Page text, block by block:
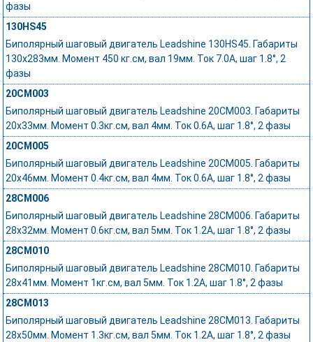
фазы
130HS45
Биполярный шаговый двигатель Leadshine 130HS45. Габариты
130х283мм. Момент 450 кг.см, вал 19мм. Ток 7.0А, шаг 1.8°, 2
фазы
20CM003
Биполярный шаговый двигатель Leadshine 20CM003. Габариты
20x33мм. Момент 0.3кг.см, вал 4мм. Ток 0.6А, шаг 1.8°, 2 фазы
20CM005
Биполярный шаговый двигатель Leadshine 20CM005. Габариты
20x46мм. Момент 0.4кг.см, вал 4мм. Ток 0.6А, шаг 1.8°, 2 фазы
28CM006
Биполярный шаговый двигатель Leadshine 28CM006. Габариты
28x32мм. Момент 0.6кг.см, вал 5мм. Ток 1.2А, шаг 1.8°, 2 фазы
28CM010
Биполярный шаговый двигатель Leadshine 28CM010. Габариты
28x41мм. Момент 1кг.см, вал 5мм. Ток 1.2А, шаг 1.8°, 2 фазы
28CM013
Биполярный шаговый двигатель Leadshine 28CM013. Габариты
28x50мм. Момент 1.3кг.см, вал 5мм. Ток 1.2А, шаг 1.8°, 2 фазы